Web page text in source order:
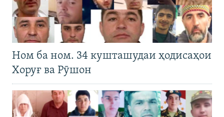
Ном ба ном. 34 кушташудаи ҳодисаҳои
Хоруғ ва Рӯшон